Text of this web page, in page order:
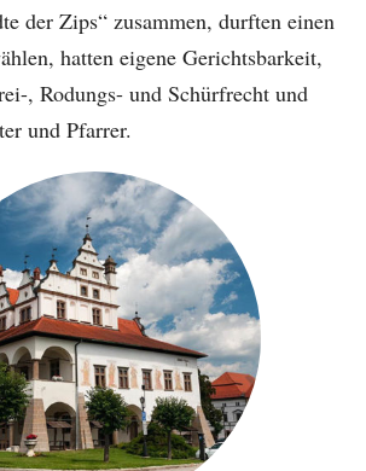
der Zips“ zusammen, durften einen
hatten eigene Gerichtsbarkeit,
, Rodungs- und Schürfrecht und
und Pfarrer.